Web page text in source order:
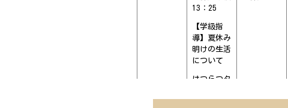
【時間割/6年2組 】
【時間割/2年2組 】
【時間割/2年1組 】
13：25
【学級指
導】夏休み
明けの生活
について
はつらつタ
～27日）